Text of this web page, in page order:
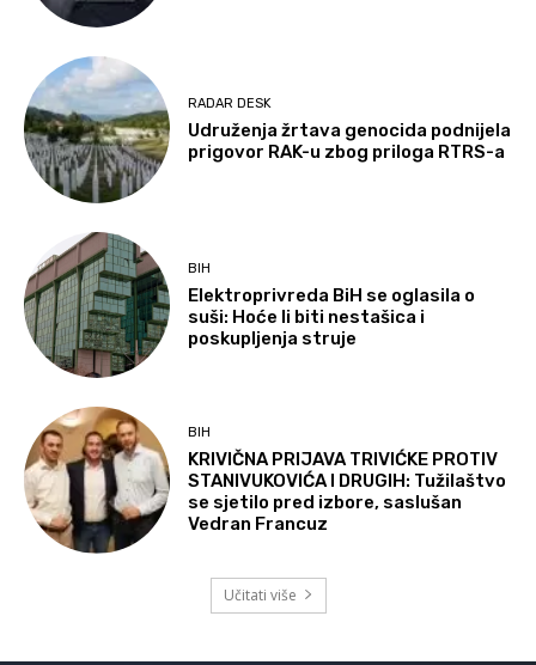
RADAR DESK
Udruženja žrtava genocida podnijela
prigovor RAK-u zbog priloga RTRS-a
BIH
Elektroprivreda BiH se oglasila o
suši: Hoće li biti nestašica i
poskupljenja struje
BIH
KRIVIČNA PRIJAVA TRIVIĆKE PROTIV
STANIVUKOVIĆA I DRUGIH: Tužilaštvo
se sjetilo pred izbore, saslušan
Vedran Francuz
Učitati više